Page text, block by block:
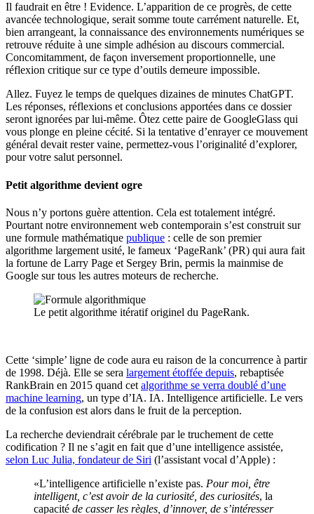
Il faudrait en être ! Evidence. L’apparition de ce progrès, de cette
avancée technologique, serait somme toute carrément naturelle. Et,
bien arrangeant, la connaissance des environnements numériques se
retrouve réduite à une simple adhésion au discours commercial.
Concomitamment, de façon inversement proportionnelle, une
réflexion critique sur ce type d’outils demeure impossible.
Allez. Fuyez le temps de quelques dizaines de minutes ChatGPT.
Les réponses, réflexions et conclusions apportées dans ce dossier
seront ignorées par lui-même. Ôtez cette paire de GoogleGlass qui
vous plonge en pleine cécité. Si la tentative d’enrayer ce mouvement
général devait rester vaine, permettez-vous l’originalité d’explorer,
pour votre salut personnel.
Petit algorithme devient ogre
Nous n’y portons guère attention. Cela est totalement intégré.
Pourtant notre environnement web contemporain s’est construit sur
une formule mathématique publique : celle de son premier
algorithme largement usité, le fameux ‘PageRank’ (PR) qui aura fait
la fortune de Larry Page et Sergey Brin, permis la mainmise de
Google sur tous les autres moteurs de recherche.
Le petit algorithme itératif originel du PageRank.
Cette ‘simple’ ligne de code aura eu raison de la concurrence à partir
de 1998. Déjà. Elle se sera largement étoffée depuis, rebaptisée
RankBrain en 2015 quand cet algorithme se verra doublé d’une
machine learning, un type d’IA. IA. Intelligence artificielle. Le vers
de la confusion est alors dans le fruit de la perception.
La recherche deviendrait cérébrale par le truchement de cette
codification ? Il ne s’agit en fait que d’une intelligence assistée,
selon Luc Julia, fondateur de Siri (l’assistant vocal d’Apple) :
«L’intelligence artificielle n’existe pas. Pour moi, être
intelligent, c’est avoir de la curiosité, des curiosités, la
capacité de casser les règles, d’innover, de s’intéresser